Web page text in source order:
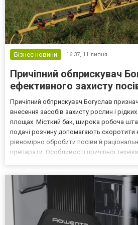
Бізнес новини 16:37, 11 липня
Причіпний обприскувач
ефективного захисту
Причіпний обприскувач Богуслав
внесення засобів захисту рослин і
площах. Місткий бак, широка робоча
подачі розчину допомагають скоротити
рівномірно обробити посіви й
препарати. Особливості причіпної